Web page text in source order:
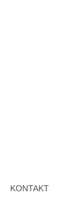
KONTAKT